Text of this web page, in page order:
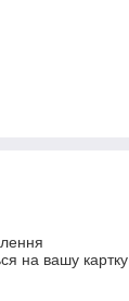
на вашу картку